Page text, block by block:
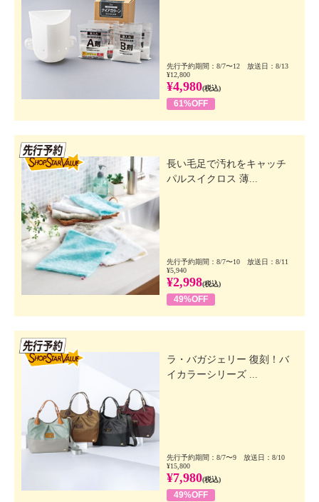
先行予約期間：8/7〜12 放送日：8/13
¥12,800
¥4,980(税込)
61%OFF
長い毛足で汚れをキャッチ
パルスイクロス 薄...
先行予約期間：8/7〜10 放送日：8/11
¥5,940
¥2,998(税込)
49%OFF
ラ・バガジェリー 復刻！バ
イカラーシリーズ ...
先行予約期間：8/7〜9 放送日：8/10
¥15,800
¥7,980(税込)
49%OFF